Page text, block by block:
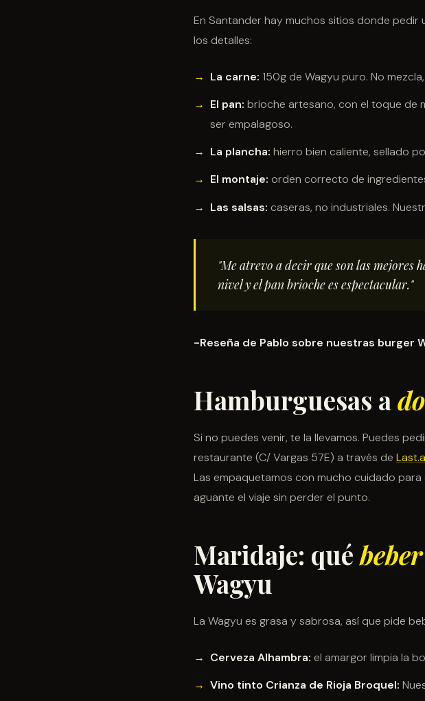
En Santander hay muchos sitios donde pedir
los detalles:
La carne: 150g de Wagyu puro. No
El pan: brioche artesano, con el toque de
ser empalagoso.
La plancha: hierro bien caliente, sellado
El montaje: orden correcto de
Las salsas: caseras, no industriales.
"Me atrevo a decir que son las mejores
nivel y el pan brioche es espectacular."
-Reseña de Pablo sobre nuestras burger
Hamburguesas a
Si no puedes venir, te la llevamos. Puedes
restaurante (C/ Vargas 57E) a través de
Las empaquetamos con mucho cuidado
aguante el viaje sin perder el punto.
Maridaje: québeber
Wagyu
La Wagyu es grasa y sabrosa, así que pide
Cerveza Alhambra: el amargor limpia la
Vino tinto Crianza de Rioja Broquel: